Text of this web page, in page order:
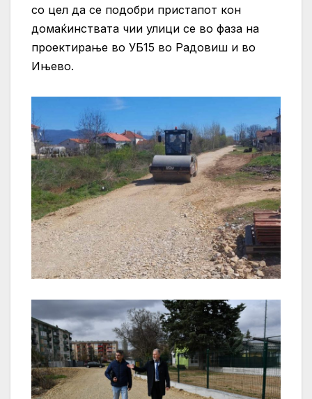
со цел да се подобри пристапот кон
домаќинствата чии улици се во фаза на
проектирање во УБ15 во Радовиш и во
Ињево.